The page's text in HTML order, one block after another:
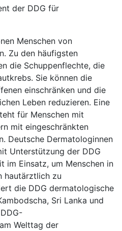
der DDG für
Menschen von
Zu den häufigsten
die Schuppenflechte, die
Sie können die
einschränken und die
Leben reduzieren. Eine
für Menschen mit
mit eingeschränkten
Deutsche Dermatologinnen
Unterstützung der DDG
im Einsatz, um Menschen in
hautärztlich zu
die DDG dermatologische
Sri Lanka und
Welttag der